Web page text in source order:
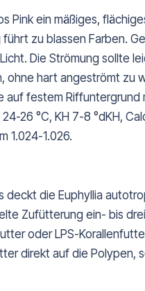
Pink ein mäßiges,
zu blassen Farben.
Die Strömung sollte
hart angeströmt zu
festem Riffuntergrund
26 °C, KH 7-8 °dKH,
1.024-1.026.
deckt die Euphyllia
Zufütterung ein- bis
oder LPS-
direkt auf die Polypen,